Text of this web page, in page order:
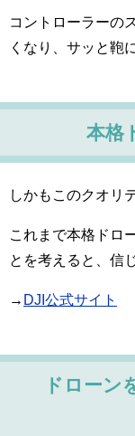
コントローラーの
くなり、サッと鞄
本格
しかもこのクオリ
これまで本格ドロ
とを考えると、信
→ DJI公式サイト
ドローン